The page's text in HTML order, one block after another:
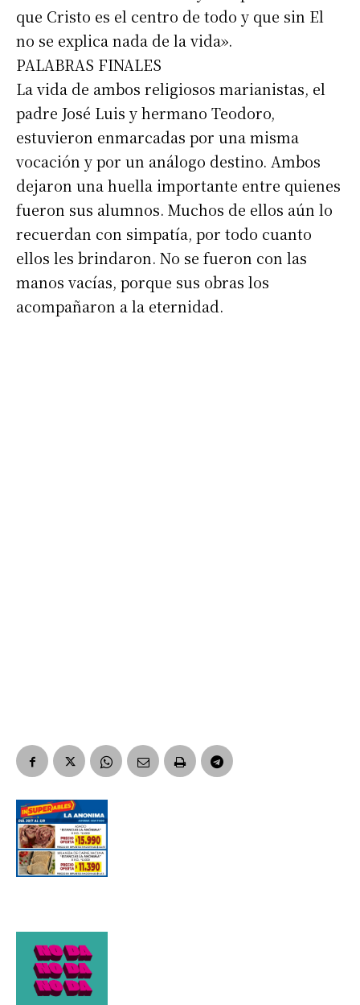
que Cristo es el centro de todo y que sin El
no se explica nada de la vida».
PALABRAS FINALES
La vida de ambos religiosos marianistas, el
padre José Luis y hermano Teodoro,
estuvieron enmarcadas por una misma
vocación y por un análogo destino. Ambos
dejaron una huella importante entre quienes
fueron sus alumnos. Muchos de ellos aún lo
recuerdan con simpatía, por todo cuanto
ellos les brindaron. No se fueron con las
manos vacías, porque sus obras los
acompañaron a la eternidad.